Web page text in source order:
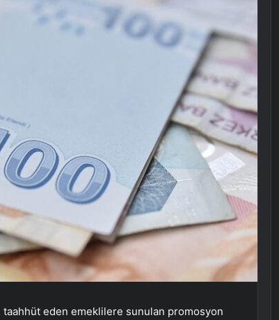
taahhüt eden emeklilere sunulan promosyon